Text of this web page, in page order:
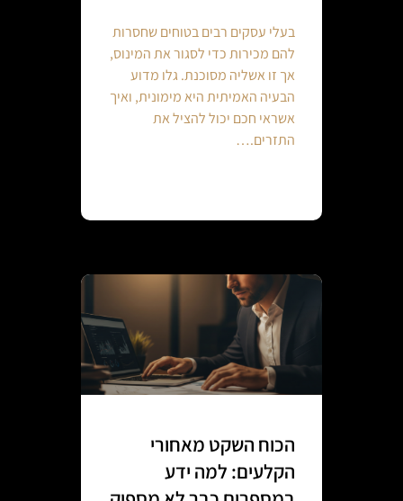
בעלי עסקים רבים בטוחים שחסרות
להם מכירות כדי לסגור את המינוס,
אך זו אשליה מסוכנת. גלו מדוע
הבעיה האמיתית היא מימונית, ואיך
אשראי חכם יכול להציל את
התזרים.…
הכוח השקט מאחורי
הקלעים: למה ידע